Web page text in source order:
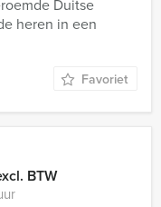
Duitse
heren in een
Favoriet
BTW